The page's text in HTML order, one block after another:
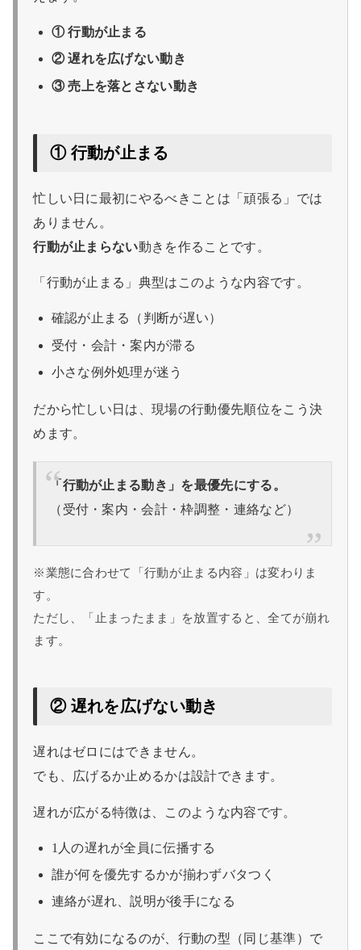
① 行動が止まる
② 遅れを広げない動き
③ 売上を落とさない動き
① 行動が止まる
忙しい日に最初にやるべきことは「頑張る」では
ありません。
行動が止まらない動きを作ることです。
「行動が止まる」典型はこのような内容です。
確認が止まる（判断が遅い）
受付・会計・案内が滞る
小さな例外処理が迷う
だから忙しい日は、現場の行動優先順位をこう決
めます。
「行動が止まる動き」を最優先にする。
（受付・案内・会計・枠調整・連絡など）
※業態に合わせて「行動が止まる内容」は変わりま
す。
ただし、「止まったまま」を放置すると、全てが崩れ
ます。
② 遅れを広げない動き
遅れはゼロにはできません。
でも、広げるか止めるかは設計できます。
遅れが広がる特徴は、このような内容です。
1人の遅れが全員に伝播する
誰が何を優先するかが揃わずバタつく
連絡が遅れ、説明が後手になる
ここで有効になるのが、行動の型（同じ基準）で